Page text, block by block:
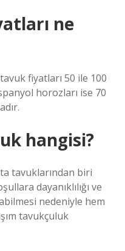
ne
fiyatları 50 ile 100
horozları ise 70
hangisi?
tavuklarından biri
dayanıklılığı ve
nedeniyle hem
tavukçuluk